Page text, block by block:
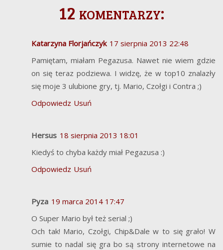
12 komentarzy:
Katarzyna Florjańczyk 17 sierpnia 2013 22:48
Pamiętam, miałam Pegazusa. Nawet nie wiem gdzie
on się teraz podziewa. I widzę, że w top10 znalazły
się moje 3 ulubione gry, tj. Mario, Czołgi i Contra ;)
Odpowiedz Usuń
Hersus 18 sierpnia 2013 18:01
Kiedyś to chyba każdy miał Pegazusa :)
Odpowiedz Usuń
Pyza 19 marca 2014 17:47
O Super Mario był też serial ;)
Och tak! Mario, Czołgi, Chip&Dale w to się grało! W
sumie to nadal się gra bo są strony internetowe na